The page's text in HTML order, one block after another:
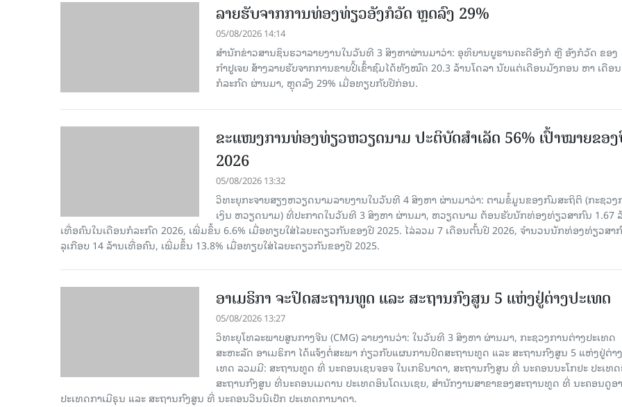
ລາຍຮັບຈາກການທ່ອງທ່ຽວອັງກໍວັດ ຫຼດລົງ 29%
05/08/2026 14:14
ສຳນັກຂ່າວສານຊິນຮວາລາຍງານໃນວັນທີ 3 ສິງຫາຜ່ານມາວ່າ: ອຸທິຍານບູຮານຄະດີອັງກໍ ຫຼື ອັງກໍວັດ ຂອງ
ກຳປູເຈຍ ສ້າງລາຍຮັບຈາກການຂາຍປີ້ເຂົ້າຊົມໄດ້ທັງໝົດ 20.3 ລ້ານໂດລາ ນັບແຕ່ເດືອນມັງກອນ ຫາ ເດືອນ
ກໍລະກົດ ຜ່ານມາ, ຫຼຸດລົງ 29% ເມື່ອທຽບກັບປີກ່ອນ.
ຂະ​ແໜງ​ການ​ທ່ອງ​ທ່ຽວຫວຽດນາມ ​ປະ​ຕິ​ບັດ​ສຳ​ເລັດ 56% ເປົ້າ​ໝາຍຂອ
2026
05/08/2026 13:32
ວິທະຍຸກະຈາຍສຽງຫວຽດນາມລາຍງານໃນວັນທີ 4 ສິງຫາ ຜ່ານມາວ່າ: ຕາມ​ຂໍ້​ມູນ​ຂອງ​ກົມ​ສະ​ຖິ​ຕິ (ກະ​ຊວງ​
ເງິນ ຫວຽດ​ນາມ) ທີ່ປະ​ກາດ​ໃນ​ວັນ​ທີ 3 ສິງ​ຫາ​ ຜ່ານມາ, ຫວຽດ​ນາມ ຕ້ອນ​ຮັບ​ນັກທ່ອງ​ທ່ຽວ​ສາ​ກົນ 1.67
ເທື່ອ​ຄົນ​ໃນ​ເດືອນ​ກໍ​ລະ​ກົດ 2026, ເພີ່ມ​ຂຶ້ນ 6.6% ເມື່ອ​ທຽບ​ໃສ່​ໄລ​ຍະ​ດຽວ​ກັນ​ຂອງ​ປີ 2025. ໄລ່​ລວມ 7 ເດືອນ​ຕົ້ນ​ປີ 2026, ຈຳ​ນວນ​ນັກ​ທ່ອງ​ທ່ຽວ​ສາ​
ລຸ​ເກືອບ 14 ລ້ານ​ເທື່ອ​ຄົນ, ເພີ່ມ​ຂຶ້ນ 13.8% ເມື່ອ​ທຽບ​ໃສ່​ໄລ​ຍະ​ດຽວ​ກັນ​ຂອງ​ປີ​ 2025.
ອາເມຣິກາ ຈະປິດສະຖານທູດ ແ​ລະ ສະຖານກົງສູນ 5 ແຫ່ງ​ຢູ່​ຕ່າງ​ປະ​ເທດ
05/08/2026 13:27
ວິທະຍຸໂທລະພາບສູນກາງຈີນ (CMG) ລາຍງານວ່າ: ໃນວັນທີ 3 ສິງ​ຫາ ຜ່ານມາ, ກະຊວງການຕ່າງປະເທດ
ສະຫະລັດ ອາເມຣິກາ ໄດ້ແຈ້ງຕໍ່ສະພາ ກ່ຽວກັບແຜນການປິດສະຖານທູດ ແ​ລະ ສະຖານກົງສູນ 5 ແຫ່ງຢູ່​ຕ່າ
ເທດ ລວມມີ: ສະຖານທູດ ທີ່ ນະຄອນເຊນຈອຈ ໃນເກຣີນາດາ, ສະຖານກົງສູນ ທີ່ ນະຄອນນະໂກຢະ ປະເທ
ສະຖານກົງສູນ ທີ່ນະຄອນເມດານ ປະເທດອິນໂດເນເຊຍ, ສຳນັກງານສາຂາຂອງສະຖານທູດ ທີ່ ນະຄອນດູອ
ປະເທດກາເ​ມີຣຸນ ແລະ ສະຖານກົງສູນ ທີ່ ນະຄອນວີນນີເປັກ ປະເທດການາດາ.